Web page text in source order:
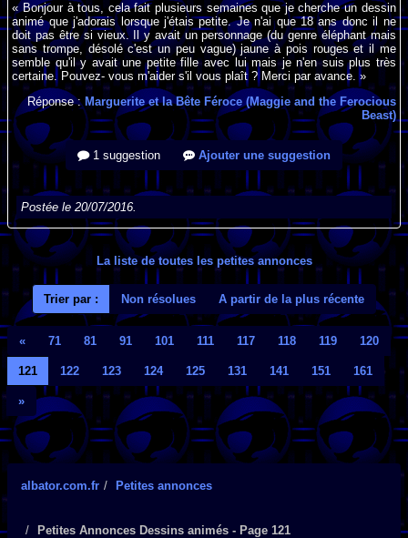
« Bonjour à tous, cela fait plusieurs semaines que je cherche un dessin
animé que j'adorais lorsque j'étais petite. Je n'ai que 18 ans donc il ne
doit pas être si vieux. Il y avait un personnage (du genre éléphant mais
sans trompe, désolé c'est un peu vague) jaune à pois rouges et il me
semble qu'il y avait une petite fille avec lui mais je n'en suis plus très
certaine. Pouvez- vous m'aider s'il vous plaît ? Merci par avance. »
Réponse : Marguerite et la Bête Féroce (Maggie and the Ferocious
Beast)
1 suggestion Ajouter une suggestion
Postée le 20/07/2016.
La liste de toutes les petites annonces
Trier par : Non résolues A partir de la plus récente
« 71 81 91 101 111 117 118 119 120
121 122 123 124 125 131 141 151 161
»
albator.com.fr Petites annonces
Petites Annonces Dessins animés - Page 121